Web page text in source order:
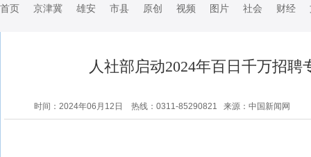
首页 京津冀 雄安 市县 原创 视频 图片 社会 财经
人社部启动2024年百日千万招聘
时间：2024年06月12日 热线：0311-85290821 来源：中国新闻网